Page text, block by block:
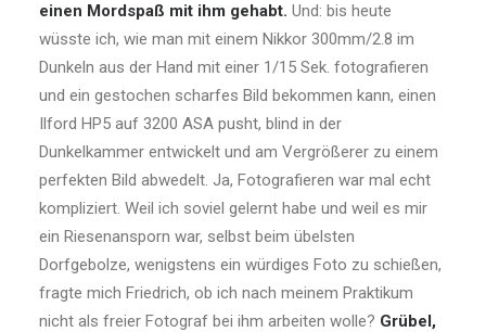
einen Mordspaß mit ihm gehabt. Und: bis heute
wüsste ich, wie man mit einem Nikkor 300mm/2.8 im
Dunkeln aus der Hand mit einer 1/15 Sek. fotografieren
und ein gestochen scharfes Bild bekommen kann, einen
Ilford HP5 auf 3200 ASA pusht, blind in der
Dunkelkammer entwickelt und am Vergrößerer zu einem
perfekten Bild abwedelt. Ja, Fotografieren war mal echt
kompliziert. Weil ich soviel gelernt habe und weil es mir
ein Riesenansporn war, selbst beim übelsten
Dorfgebolze, wenigstens ein würdiges Foto zu schießen,
fragte mich Friedrich, ob ich nach meinem Praktikum
nicht als freier Fotograf bei ihm arbeiten wolle? Grübel,